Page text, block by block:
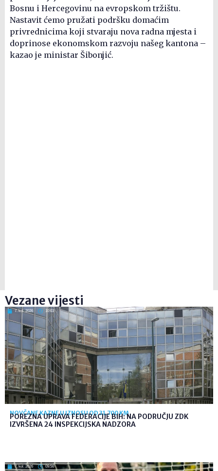
Bosnu i Hercegovinu na evropskom tržištu.
Nastavit ćemo pružati podršku domaćim
privrednicima koji stvaraju nova radna mjesta i
doprinose ekonomskom razvoju našeg kantona –
kazao je ministar Šibonjić.
Vezane vijesti
7. kol. 2026 10:03
NOVČANE KAZNE U IZNOSU OD 31.700 KM
POREZNA UPRAVA FEDERACIJE BIH: NA PODRUČJU ZDK
IZVRŠENA 24 INSPEKCIJSKA NADZORA
7. kol. 2026 09:56